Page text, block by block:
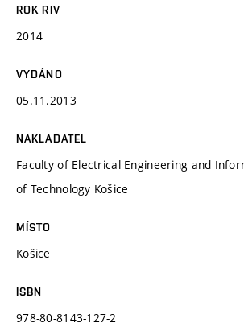
ROK RIV
2014
VYDÁNO
05.11.2013
NAKLADATEL
Faculty of Electrical Engineering and
of Technology Košice
MÍSTO
Košice
ISBN
978-80-8143-127-2